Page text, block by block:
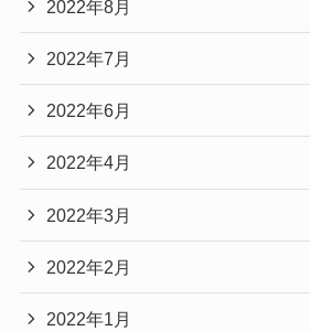
2022年8月
2022年7月
2022年6月
2022年4月
2022年3月
2022年2月
2022年1月